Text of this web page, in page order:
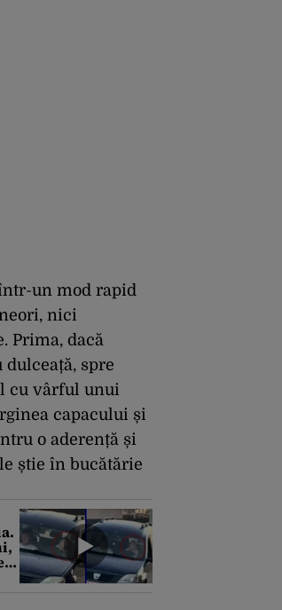
un mod rapid
nici
Prima, dacă
spre
cu vârful unui
capacului și
o aderență și
știe în bucătărie